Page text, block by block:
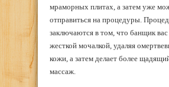
мраморных плитах, а затем уже
отправиться на процедуры.
заключаются в том, что банщик вас
жесткой мочалкой, удаляя
кожи, а затем делает более
массаж.